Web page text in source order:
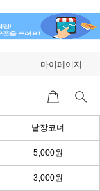
마이페이지
낱장코너
5,000원
3,000원